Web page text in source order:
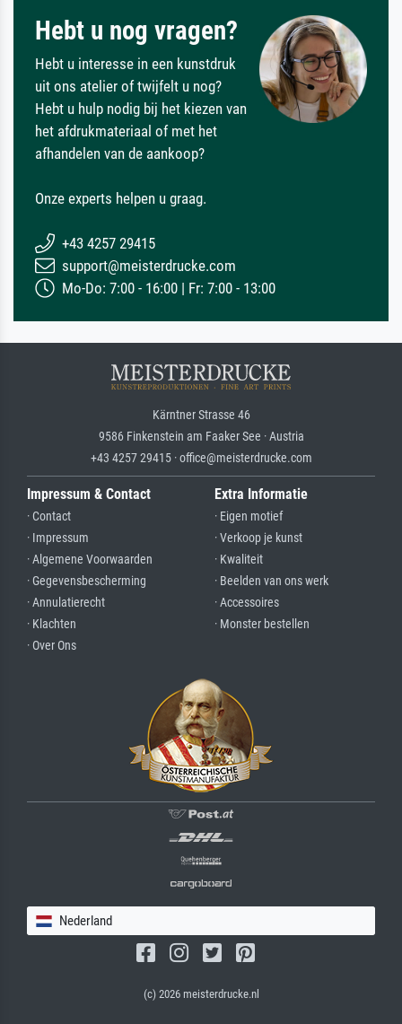
Hebt u nog vragen?
Hebt u interesse in een kunstdruk
uit ons atelier of twijfelt u nog?
Hebt u hulp nodig bij het kiezen van
het afdrukmateriaal of met het
afhandelen van de aankoop?
Onze experts helpen u graag.
+43 4257 29415
support@meisterdrucke.com
Mo-Do: 7:00 - 16:00 | Fr: 7:00 - 13:00
Kärntner Strasse 46
9586 Finkenstein am Faaker See · Austria
+43 4257 29415 · office@meisterdrucke.com
Impressum & Contact
· Contact
· Impressum
· Algemene Voorwaarden
· Gegevensbescherming
· Annulatierecht
· Klachten
· Over Ons
Extra Informatie
· Eigen motief
· Verkoop je kunst
· Kwaliteit
· Beelden van ons werk
· Accessoires
· Monster bestellen
Nederland
(c) 2026 meisterdrucke.nl